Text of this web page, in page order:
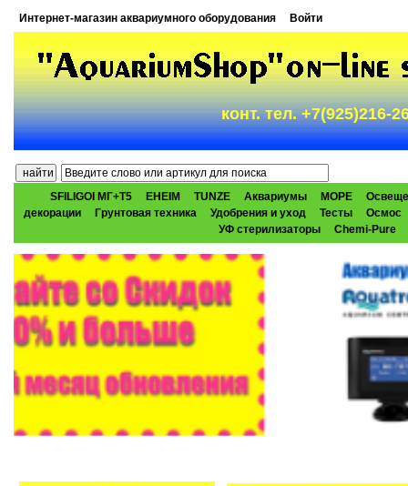
Интернет-магазин аквариумного оборудования Войти
конт. тел. +7(925)216-
SFILIGOI МГ+Т5 EHEIM TUNZE Аквариумы МОРЕ
декорации
Грунтовая техника Удобрения и уход Тесты
Осмос
УФ стерилизаторы
Chemi-Pure